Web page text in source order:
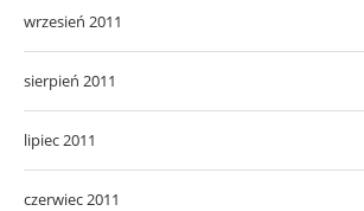
wrzesień 2011
sierpień 2011
lipiec 2011
czerwiec 2011